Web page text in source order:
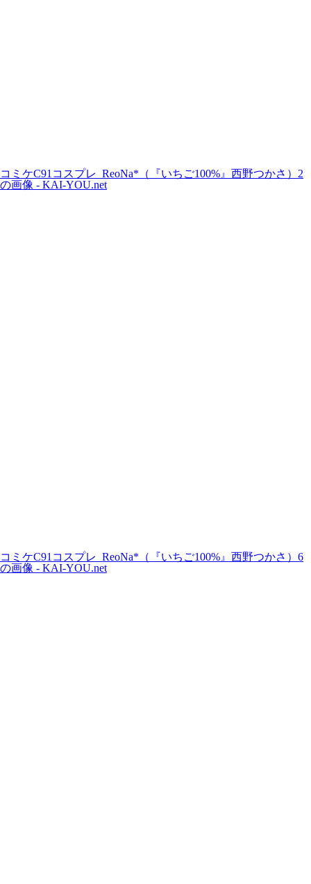
コミケC91コスプレ_ReoNa*（『いちご100%』西野つかさ）2
の画像 - KAI-YOU.net
コミケC91コスプレ_ReoNa*（『いちご100%』西野つかさ）6
の画像 - KAI-YOU.net